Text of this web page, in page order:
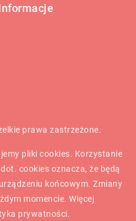
prawa zastrzeżone.
pliki cookies. Korzystanie
cookies oznacza, że będą
końcowym. Zmiany
momencie. Więcej
prywatności.